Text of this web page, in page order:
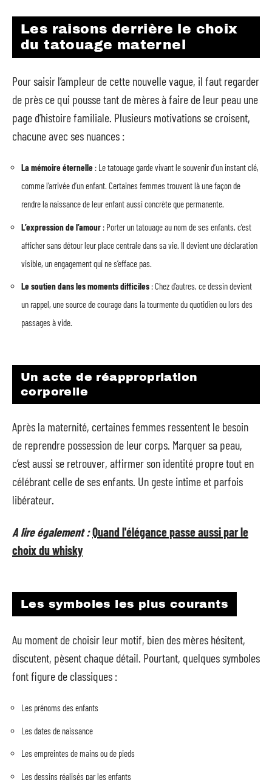
Les raisons derrière le choix
du tatouage maternel
Pour saisir l’ampleur de cette nouvelle vague, il faut regarder
de près ce qui pousse tant de mères à faire de leur peau une
page d’histoire familiale. Plusieurs motivations se croisent,
chacune avec ses nuances :
La mémoire éternelle : Le tatouage garde vivant le souvenir d’un instant clé,
comme l’arrivée d’un enfant. Certaines femmes trouvent là une façon de
rendre la naissance de leur enfant aussi concrète que permanente.
L’expression de l’amour : Porter un tatouage au nom de ses enfants, c’est
afficher sans détour leur place centrale dans sa vie. Il devient une déclaration
visible, un engagement qui ne s’efface pas.
Le soutien dans les moments difficiles : Chez d’autres, ce dessin devient
un rappel, une source de courage dans la tourmente du quotidien ou lors des
passages à vide.
Un acte de réappropriation
corporelle
Après la maternité, certaines femmes ressentent le besoin
de reprendre possession de leur corps. Marquer sa peau,
c’est aussi se retrouver, affirmer son identité propre tout en
célébrant celle de ses enfants. Un geste intime et parfois
libérateur.
A lire également :Quand l'élégance passe aussi par le
choix du whisky
Les symboles les plus courants
Au moment de choisir leur motif, bien des mères hésitent,
discutent, pèsent chaque détail. Pourtant, quelques symboles
font figure de classiques :
Les prénoms des enfants
Les dates de naissance
Les empreintes de mains ou de pieds
Les dessins réalisés par les enfants